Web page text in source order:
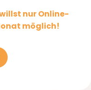
nur Online-
möglich!